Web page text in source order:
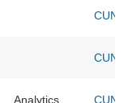
Analytics